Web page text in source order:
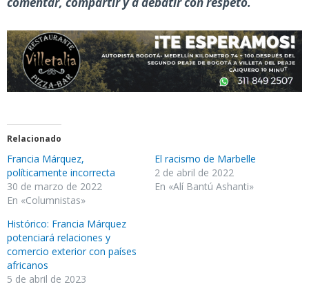
Relacionado
Francia Márquez,
políticamente incorrecta
30 de marzo de 2022
En «Columnistas»
El racismo de Marbelle
2 de abril de 2022
En «Alí Bantú Ashanti»
Histórico: Francia Márquez
potenciará relaciones y
comercio exterior con países
africanos
5 de abril de 2023